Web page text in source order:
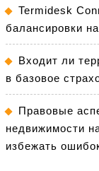
Termidesk
балансировки
Входит ли
в базовое
Правовые
недвижимости
избежать